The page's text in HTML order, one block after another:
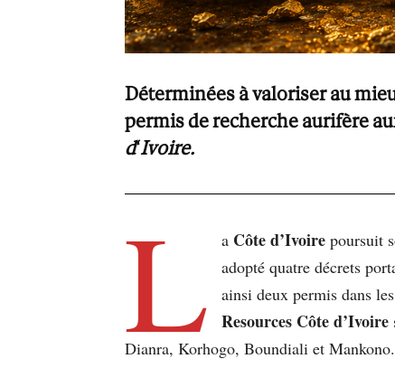
Déterminées à valoriser au
permis de recherche aurifère
d‘Ivoire.
L a Côte d’Ivoire poursuit
adopté quatre décrets
ainsi deux permis dans
Resources Côte d’Ivoire
Dianra, Korhogo, Boundiali et Mankono.